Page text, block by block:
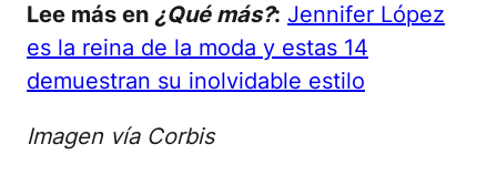
Lee más en ¿Qué más?: Jennifer López
es la reina de la moda y estas 14
demuestran su inolvidable estilo
Imagen vía Corbis